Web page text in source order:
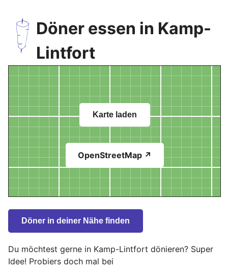
Döner essen in Kamp-
Lintfort
Karte laden
OpenStreetMap ↗
Döner in deiner Nähe finden
Du möchtest gerne in Kamp-Lintfort dönieren? Super
Idee! Probiers doch mal bei